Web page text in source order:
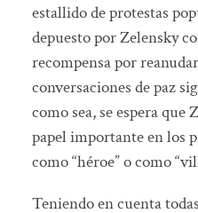
estallido de protestas
depuesto por Zelensky
recompensa por
conversaciones de paz
como sea, se espera que
papel importante en los
como “héroe” o como
Teniendo en cuenta